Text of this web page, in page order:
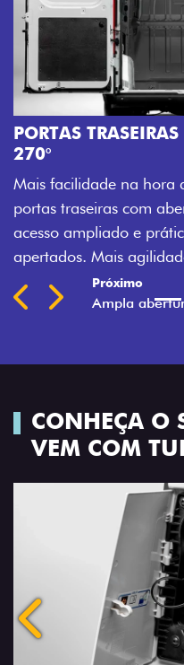
PORTAS
270°
Mais facilidade na hora
portas traseiras com
acesso ampliado e
apertados. Mais
Previous
Next
CONHEÇA O
VEM COM
Anterior